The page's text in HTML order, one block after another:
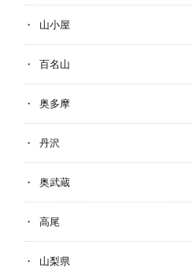
山小屋
百名山
奥多摩
丹沢
奥武蔵
高尾
山梨県